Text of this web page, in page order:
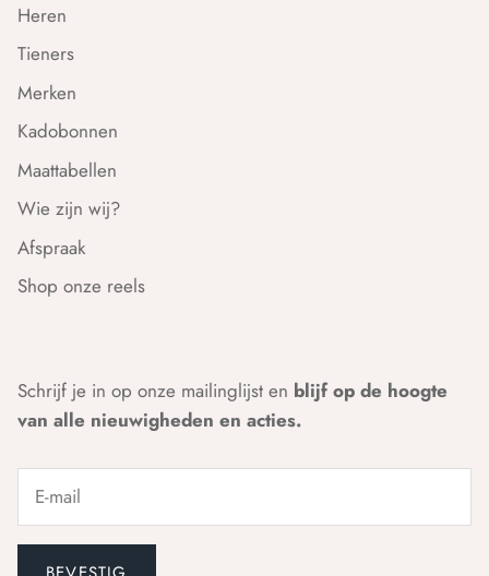
Heren
Tieners
Merken
Kadobonnen
Maattabellen
Wie zijn wij?
Afspraak
Shop onze reels
Schrijf je in op onze mailinglijst en blijf op de hoogte
van alle nieuwigheden en acties.